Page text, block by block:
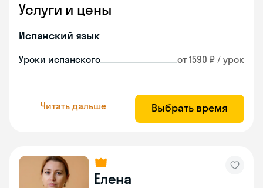
Услуги и цены
Испанский язык
Уроки испанского от 1590 ₽ / урок
Читать дальше Выбрать время
Елена